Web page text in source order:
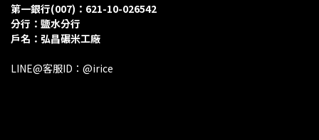
第一銀行(007)：621-10-026542
分行：鹽水分行
戶名：弘昌碾米工廠
LINE@客服ID：@irice